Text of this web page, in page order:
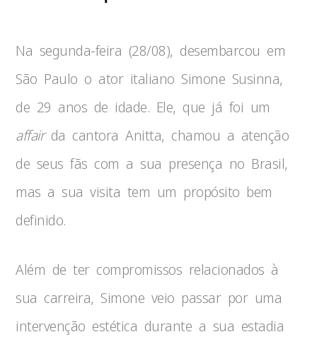
Na segunda-feira (28/08), desembarcou em
São Paulo o ator italiano Simone Susinna,
de 29 anos de idade. Ele, que já foi um
affairda cantora Anitta, chamou a atenção
de seus fãs com a sua presença no Brasil,
mas a sua visita tem um propósito bem
definido.
Além de ter compromissos relacionados à
sua carreira, Simone veio passar por uma
intervenção estética durante a sua estadia